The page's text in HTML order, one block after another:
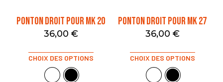
PONTON DROIT POUR MK 20
36,00 €
CHOIX DES OPTIONS
PONTON DROIT POUR MK 27
36,00 €
CHOIX DES OPTIONS